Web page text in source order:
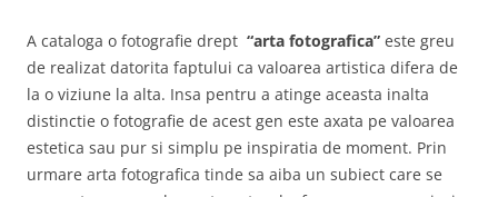
A cataloga o fotografie drept “arta fotografica” este greu
de realizat datorita faptului ca valoarea artistica difera de
la o viziune la alta. Insa pentru a atinge aceasta inalta
distinctie o fotografie de acest gen este axata pe valoarea
estetica sau pur si simplu pe inspiratia de moment. Prin
urmare arta fotografica tinde sa aiba un subiect care se